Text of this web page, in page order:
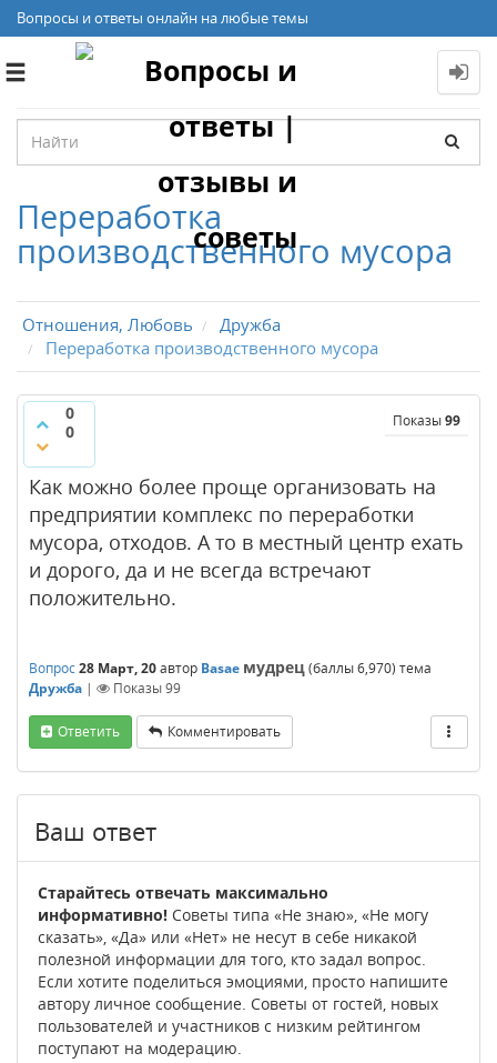
Вопросы и ответы онлайн на любые темы
Toggle
Переработка
производственного мусора
Отношения, Любовь
Дружба
Переработка производственного мусора
0
0
Показы99
Как можно более проще организовать на
предприятии комплекс по переработки
мусора, отходов. А то в местный центр ехать
и дорого, да и не всегда встречают
положительно.
Вопрос28 Март, 20автор Basae мудрец(баллы6,970) тема
Дружба | Показы99
Ответить Комментировать
Ваш ответ
Старайтесь отвечать максимально
информативно! Советы типа «Не знаю», «Не могу
сказать», «Да» или «Нет» не несут в себе никакой
полезной информации для того, кто задал вопрос.
Если хотите поделиться эмоциями, просто напишите
автору личное сообщение. Советы от гостей, новых
пользователей и участников с низким рейтингом
поступают на модерацию.